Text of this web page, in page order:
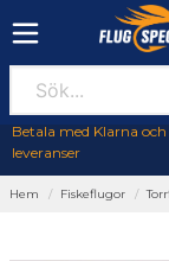
Betala med Klarna
leveranser
Hem Fiskeflugor